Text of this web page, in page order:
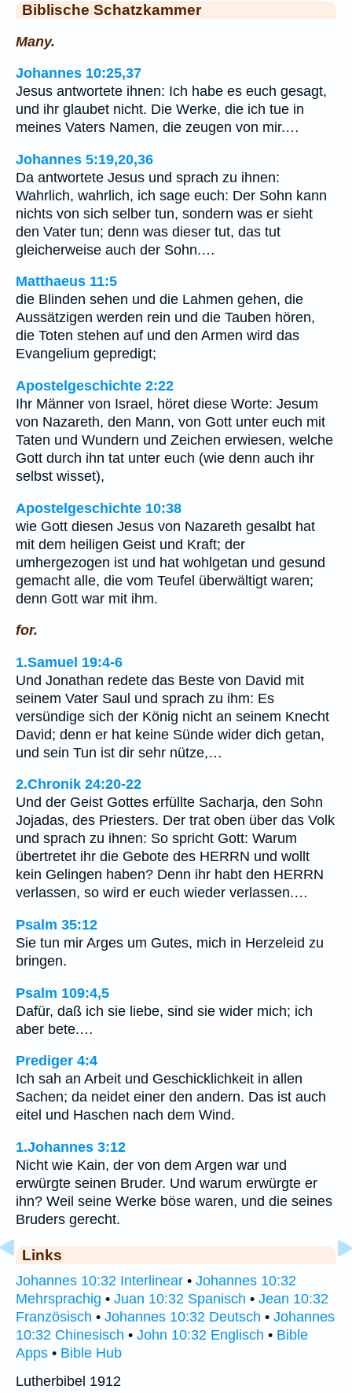
Biblische Schatzkammer
Many.
Johannes 10:25,37
Jesus antwortete ihnen: Ich habe es euch gesagt,
und ihr glaubet nicht. Die Werke, die ich tue in
meines Vaters Namen, die zeugen von mir.…
Johannes 5:19,20,36
Da antwortete Jesus und sprach zu ihnen:
Wahrlich, wahrlich, ich sage euch: Der Sohn kann
nichts von sich selber tun, sondern was er sieht
den Vater tun; denn was dieser tut, das tut
gleicherweise auch der Sohn.…
Matthaeus 11:5
die Blinden sehen und die Lahmen gehen, die
Aussätzigen werden rein und die Tauben hören,
die Toten stehen auf und den Armen wird das
Evangelium gepredigt;
Apostelgeschichte 2:22
Ihr Männer von Israel, höret diese Worte: Jesum
von Nazareth, den Mann, von Gott unter euch mit
Taten und Wundern und Zeichen erwiesen, welche
Gott durch ihn tat unter euch (wie denn auch ihr
selbst wisset),
Apostelgeschichte 10:38
wie Gott diesen Jesus von Nazareth gesalbt hat
mit dem heiligen Geist und Kraft; der
umhergezogen ist und hat wohlgetan und gesund
gemacht alle, die vom Teufel überwältigt waren;
denn Gott war mit ihm.
for.
1.Samuel 19:4-6
Und Jonathan redete das Beste von David mit
seinem Vater Saul und sprach zu ihm: Es
versündige sich der König nicht an seinem Knecht
David; denn er hat keine Sünde wider dich getan,
und sein Tun ist dir sehr nütze,…
2.Chronik 24:20-22
Und der Geist Gottes erfüllte Sacharja, den Sohn
Jojadas, des Priesters. Der trat oben über das Volk
und sprach zu ihnen: So spricht Gott: Warum
übertretet ihr die Gebote des HERRN und wollt
kein Gelingen haben? Denn ihr habt den HERRN
verlassen, so wird er euch wieder verlassen.…
Psalm 35:12
Sie tun mir Arges um Gutes, mich in Herzeleid zu
bringen.
Psalm 109:4,5
Dafür, daß ich sie liebe, sind sie wider mich; ich
aber bete.…
Prediger 4:4
Ich sah an Arbeit und Geschicklichkeit in allen
Sachen; da neidet einer den andern. Das ist auch
eitel und Haschen nach dem Wind.
1.Johannes 3:12
Nicht wie Kain, der von dem Argen war und
erwürgte seinen Bruder. Und warum erwürgte er
ihn? Weil seine Werke böse waren, und die seines
Bruders gerecht.
Links
Johannes 10:32 Interlinear • Johannes 10:32
Mehrsprachig • Juan 10:32 Spanisch • Jean 10:32
Französisch • Johannes 10:32 Deutsch • Johannes
10:32 Chinesisch • John 10:32 Englisch • Bible
Apps • Bible Hub
Lutherbibel 1912